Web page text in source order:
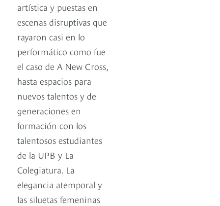
artística y puestas en
escenas disruptivas que
rayaron casi en lo
performático como fue
el caso de A New Cross,
hasta espacios para
nuevos talentos y de
generaciones en
formación con los
talentosos estudiantes
de la UPB y La
Colegiatura. La
elegancia atemporal y
las siluetas femeninas